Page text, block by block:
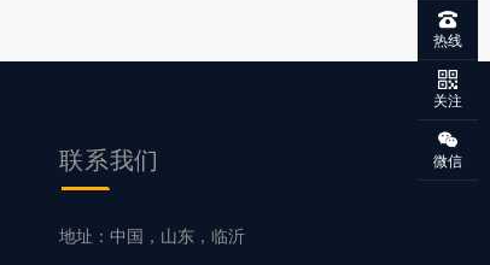
联系我们
地址：中国，山东，临沂
热线
关注
微信